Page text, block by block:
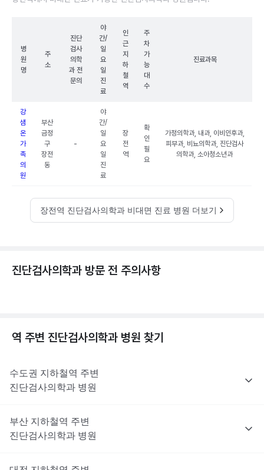
병
원
명
주
소
진단
검사
의학
과 전
문의
야
간/
일
요
일
진
료
인
근
지
하
철
역
주
차
가
능
대
수
진료과목
강
샘
온
가
족
의
원
부산
금정
구
장전
동
-
야
간/
일
요
일
진
료
장
전
역
확
인
필
요
가정의학과, 내과, 이비인후과,
피부과, 비뇨의학과, 진단검사
의학과, 소아청소년과
장전역 진단검사의학과 비대면 진료 병원 더보기
진단검사의학과 방문 전 주의사항
역 주변 진단검사의학과 병원 찾기
수도권 지하철역 주변
진단검사의학과 병원
부산 지하철역 주변
진단검사의학과 병원